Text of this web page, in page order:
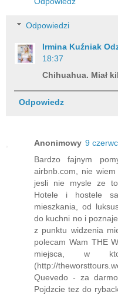
Odpowiedzi
Irmina Kuźniak
18:37
Chihuahua. Miał
Odpowiedz
Anonimowy 9
Bardzo fajnym
airbnb.com, nie
jesli nie mysle ze
Hotele i hostele
mieszkania, od
do kuchni no i
z punktu widzenia
polecam Wam THE
miejsca, w
(http://
Quevedo - za
Pojdzcie tez do